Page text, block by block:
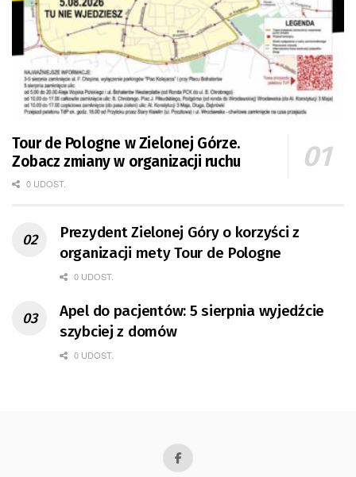
Tour de Pologne w Zielonej Górze.
Zobacz zmiany w organizacji ruchu
0 UDOST.
Prezydent Zielonej Góry o korzyści z
organizacji mety Tour de Pologne
0 UDOST.
Apel do pacjentów: 5 sierpnia wyjedźcie
szybciej z domów
0 UDOST.